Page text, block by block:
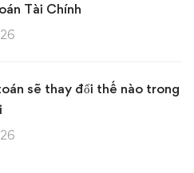
Tài Chính
sẽ thay đổi thế nào trong